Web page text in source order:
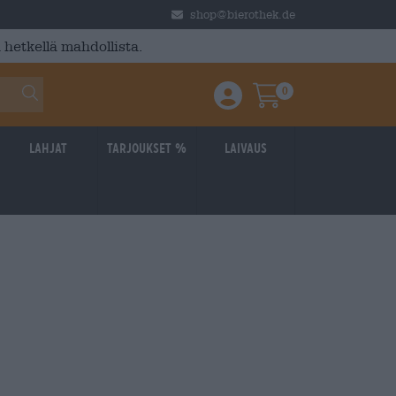
shop@bierothek.de
mahdollista.
Einloggen / Anmelden
Warenkorb
0
Lahjat Tarjoukset % laivaus